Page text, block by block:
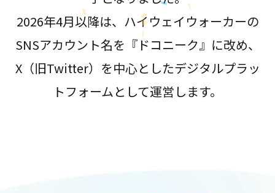
2026年4月以降は、ハイウェイウォーカーの
SNSアカウント名を『ドコニーク』に改め、
X（旧Twitter）を中心としたデジタルプラッ
トフォームとして運営します。